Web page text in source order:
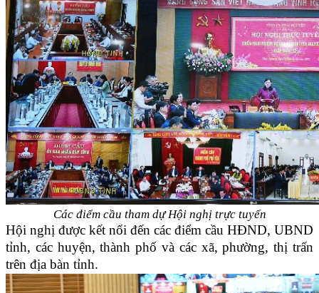
Các điểm cầu tham dự Hội nghị trực tuyến
Hội nghị được kết nối đến các điểm cầu HĐND, UBND
tỉnh, các huyện, thành phố và các xã, phường, thị trấn
trên địa bàn tỉnh.